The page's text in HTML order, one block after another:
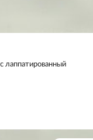
лаппатированный